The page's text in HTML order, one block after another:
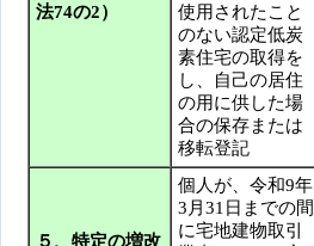
法74の2）
使用されたこと
のない認定低炭
素住宅の取得を
し、自己の居住
の用に供した場
合の保存または
移転登記
５、特定の増改
個人が、令和9年
3月31日までの間
に宅地建物取引